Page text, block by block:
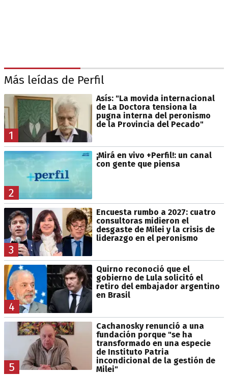
Más leídas de Perfil
1
Asís: "La movida internacional
de La Doctora tensiona la
pugna interna del peronismo
de la Provincia del Pecado"
2
¡Mirá en vivo +Perfil!: un canal
con gente que piensa
3
Encuesta rumbo a 2027: cuatro
consultoras midieron el
desgaste de Milei y la crisis de
liderazgo en el peronismo
4
Quirno reconoció que el
gobierno de Lula solicitó el
retiro del embajador argentino
en Brasil
5
Cachanosky renunció a una
fundación porque "se ha
transformado en una especie
de Instituto Patria
incondicional de la gestión de
Milei"